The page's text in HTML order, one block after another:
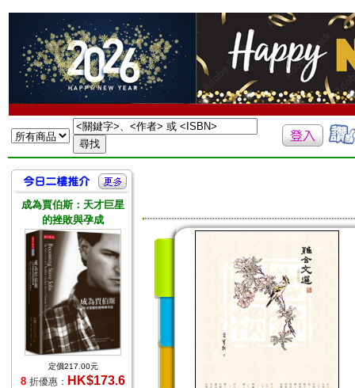
成為賈伯斯：天才巨星
的挫敗與孕成
定價217.00元
8 折優惠： HK$173.6